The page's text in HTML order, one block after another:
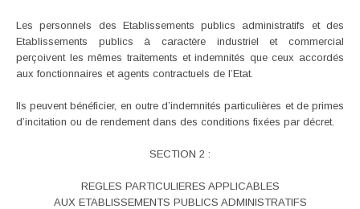
Les personnels des Etablissements publics administratifs et des
Etablissements publics à caractère industriel et commercial
perçoivent les mêmes traitements et indemnités que ceux accordés
aux fonctionnaires et agents contractuels de l’Etat.
Ils peuvent bénéficier, en outre d’indemnités particulières et de primes
d’incitation ou de rendement dans des conditions fixées par décret.
SECTION 2 :
REGLES PARTICULIERES APPLICABLES
AUX ETABLISSEMENTS PUBLICS ADMINISTRATIFS